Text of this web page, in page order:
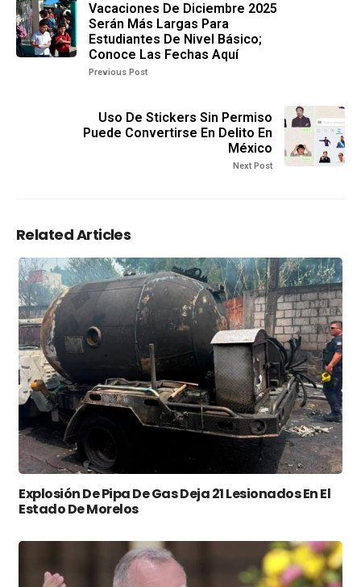
Vacaciones De Diciembre 2025
Serán Más Largas Para
Estudiantes De Nivel Básico;
Conoce Las Fechas Aquí
Previous Post
Uso De Stickers Sin Permiso
Puede Convertirse En Delito En
México
Next Post
Related Articles
Explosión De Pipa De Gas Deja 21 Lesionados En El
Estado De Morelos